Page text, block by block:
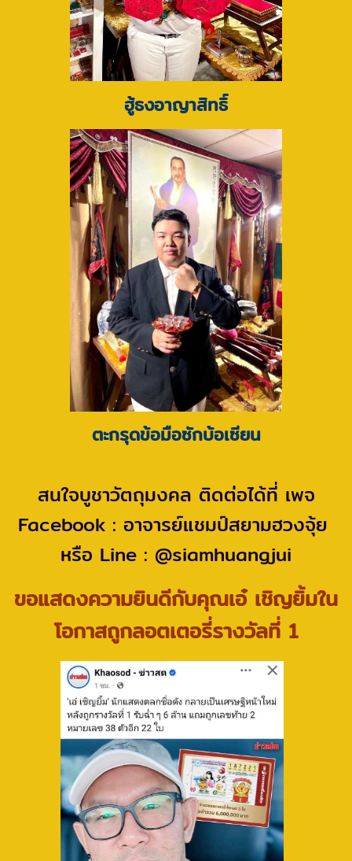
ฮู้ธงอาญาสิทธิ์
ตะกรุดข้อมือซักบ้อเซียน
สนใจบูชาวัตถุมงคล ติดต่อได้ที่ เพจ
Facebook : อาจารย์แชมป์สยามฮวงจุ้ย
หรือ Line : @siamhuangjui
ขอแสดงความยินดีกับคุณเอ๋ เชิญยิ้มใน
โอกาสถูกลอตเตอรี่รางวัลที่ 1